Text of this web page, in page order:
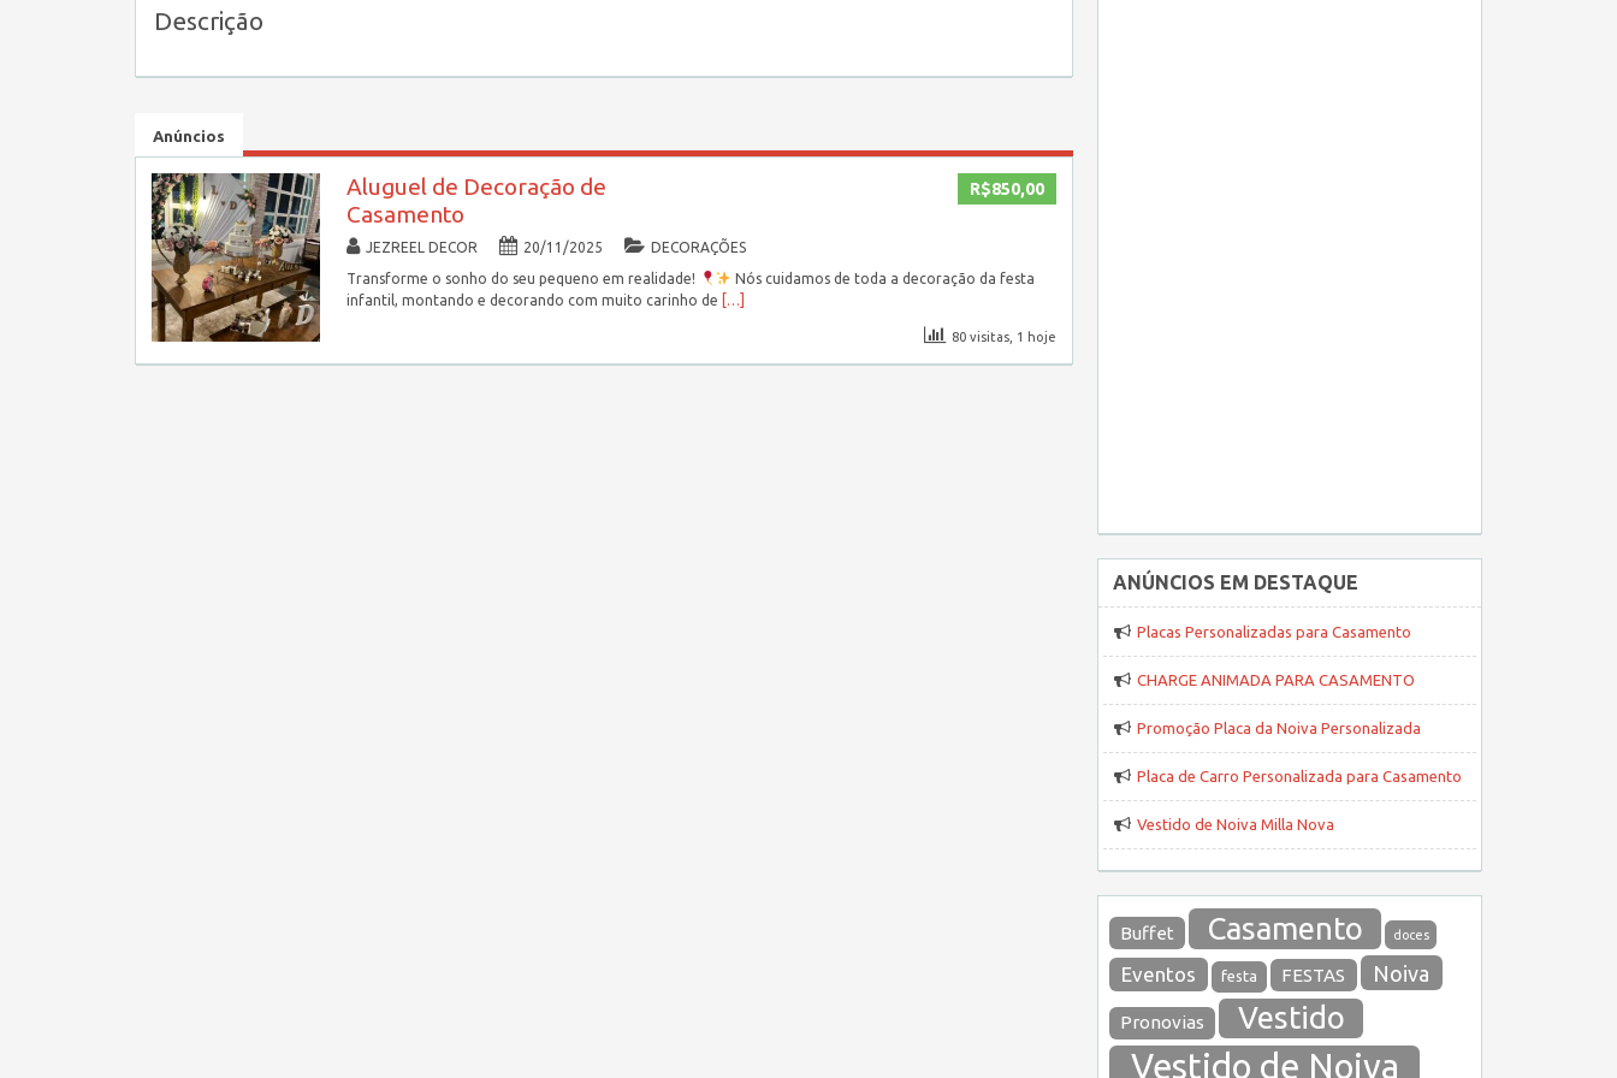
Descrição
Anúncios
R$850,00
Aluguel de Decoração de
Casamento
JEZREEL DECOR 20/11/2025
DECORAÇÕES
Transforme o sonho do seu pequeno em realidade!
Nós cuidamos de toda a decoração da festa
infantil, montando e decorando com muito carinho de […]
80 visitas, 1 hoje
ANÚNCIOS EM DESTAQUE
Placas Personalizadas para Casamento
CHARGE ANIMADA PARA CASAMENTO
Promoção Placa da Noiva Personalizada
Placa de Carro Personalizada para Casamento
Vestido de Noiva Milla Nova
Buffet Casamento doces
Eventos festa FESTAS Noiva
Pronovias Vestido
Vestido de Noiva